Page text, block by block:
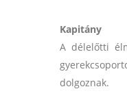
Kapitány
A délelőtti
dolgoznak.